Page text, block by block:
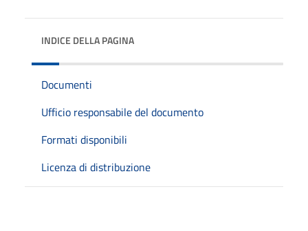
INDICE DELLA PAGINA
Documenti
Ufficio responsabile del documento
Formati disponibili
Licenza di distribuzione